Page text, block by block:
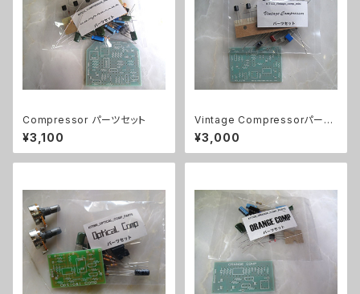
Compressor パーツセット
¥3,100
Vintage Compressorパーツ
セット
¥3,000